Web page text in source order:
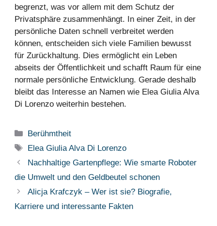
begrenzt, was vor allem mit dem Schutz der
Privatsphäre zusammenhängt. In einer Zeit, in der
persönliche Daten schnell verbreitet werden
können, entscheiden sich viele Familien bewusst
für Zurückhaltung. Dies ermöglicht ein Leben
abseits der Öffentlichkeit und schafft Raum für eine
normale persönliche Entwicklung. Gerade deshalb
bleibt das Interesse an Namen wie Elea Giulia Alva
Di Lorenzo weiterhin bestehen.
Categories
Berühmtheit
Tags
Elea Giulia Alva Di Lorenzo
Nachhaltige Gartenpflege: Wie smarte Roboter
die Umwelt und den Geldbeutel schonen
Alicja Krafczyk – Wer ist sie? Biografie,
Karriere und interessante Fakten